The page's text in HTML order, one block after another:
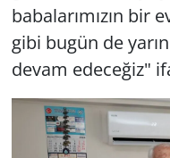
babalarımızın bir
gibi bugün de
devam edeceğiz"